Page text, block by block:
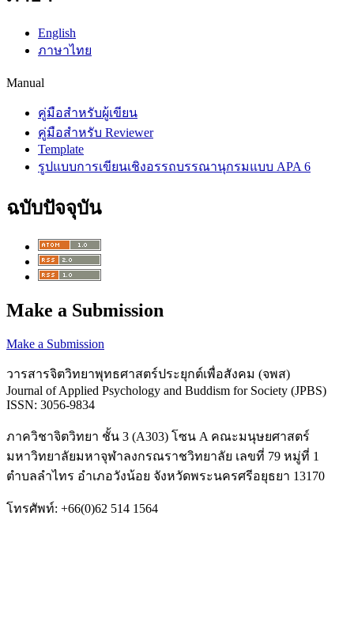
English
ภาษาไทย
Manual
คู่มือสำหรับผู้เขียน
คู่มือสำหรับ Reviewer
Template
รูปแบบการเขียนเชิงอรรถบรรณานุกรมแบบ APA 6
ฉบับปัจจุบัน
Make a Submission
Make a Submission
วารสารจิตวิทยาพุทธศาสตร์ประยุกต์เพื่อสังคม (จพส)
Journal of Applied Psychology and Buddism for Society (JPBS)
ISSN: 3056-9834
ภาควิชาจิตวิทยา ชั้น 3 (A303) โซน A คณะมนุษยศาสตร์
มหาวิทยาลัยมหาจุฬาลงกรณราชวิทยาลัย เลขที่ 79 หมู่ที่ 1
ตำบลลำไทร อำเภอวังน้อย จังหวัดพระนครศรีอยุธยา 13170
โทรศัพท์: +66(0)62 514 1564